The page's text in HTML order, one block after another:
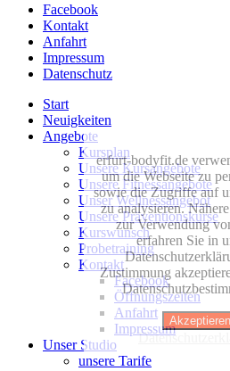
Facebook
Kontakt
Anfahrt
Impressum
Datenschutz
Start
Neuigkeiten
Angebote
Kursplan
Unsere Kursangebote
Unsere Fitnessangebote
Unser Wellnessangebot
Unsere Präventionskurse
Kurswunsch
Probetraining
Kontakt
Facebook
Öffnungszeiten
Anfahrt
Impressum
Unser Studio
unsere Tarife
erfurt-bodyfit.de
um die Webseite zu
sowie die Zugriffe auf
zu analysieren.
zur Verwendung
erfahren Sie in
Zustimmung
Akzeptieren